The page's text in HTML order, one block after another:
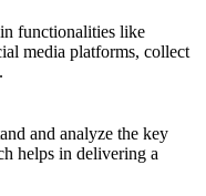
functionalities like
media platforms, collect
and analyze the key
helps in delivering a